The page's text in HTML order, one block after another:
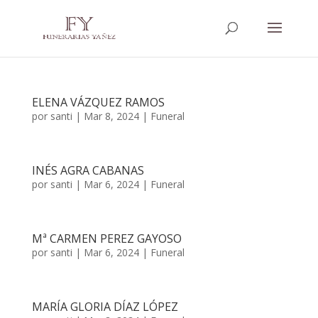
ELENA VÁZQUEZ RAMOS
por santi | Mar 8, 2024| Funeral
INÉS AGRA CABANAS
por santi | Mar 6, 2024| Funeral
Mª CARMEN PEREZ GAYOSO
por santi | Mar 6, 2024| Funeral
MARÍA GLORIA DÍAZ LÓPEZ